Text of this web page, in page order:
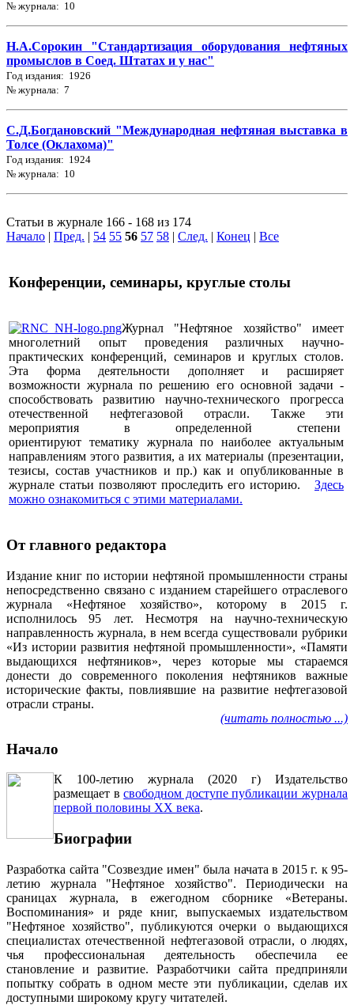
№ журнала: 10
Н.А.Сорокин "Стандартизация оборудования нефтяных
промыслов в Соед. Штатах и у нас"
Год издания: 1926
№ журнала: 7
С.Д.Богдановский "Международная нефтяная выставка в
Толсе (Оклахома)"
Год издания: 1924
№ журнала: 10
Статьи в журнале 166 - 168 из 174
Начало | Пред. | 54 55 56 57 58 | След. | Конец | Все
Конференции, семинары, круглые столы
Журнал "Нефтяное хозяйство" имеет
многолетний опыт проведения различных научно-
практических конференций, семинаров и круглых столов.
Эта форма деятельности дополняет и расширяет
возможности журнала по решению его основной задачи -
способствовать развитию научно-технического прогресса
отечественной нефтегазовой отрасли. Также эти
мероприятия в определенной степени
ориентируют тематику журнала по наиболее актуальным
направлениям этого развития, а их материалы (презентации,
тезисы, состав участников и пр.) как и опубликованные в
журнале статьи позволяют проследить его историю. Здесь
можно ознакомиться с этими материалами.
От главного редактора
Издание книг по истории нефтяной промышленности страны
непосредственно связано с изданием старейшего отраслевого
журнала «Нефтяное хозяйство», которому в 2015 г.
исполнилось 95 лет. Несмотря на научно-техническую
направленность журнала, в нем всегда существовали рубрики
«Из истории развития нефтяной промышленности», «Памяти
выдающихся нефтяников», через которые мы стараемся
донести до современного поколения нефтяников важные
исторические факты, повлиявшие на развитие нефтегазовой
отрасли страны.
(читать полностью ...)
Начало
К 100-летию журнала (2020 г) Издательство
размещает всвободном доступе публикации журнала
первой половины ХХ века.
Биографии
Разработка сайта "Созвездие имен" была начата в 2015 г. к 95-
летию журнала "Нефтяное хозяйство". Периодически на
сраницах журнала, в ежегодном сборнике «Ветераны.
Воспоминания» и ряде книг, выпускаемых издательством
"Нефтяное хозяйство", публикуются очерки о выдающихся
специалистах отечественной нефтегазовой отрасли, о людях,
чья профессиональная деятельность обеспечила ее
становление и развитие. Разработчики сайта предприняли
попытку собрать в одном месте эти публикации, сделав их
доступными широкому кругу читателей.